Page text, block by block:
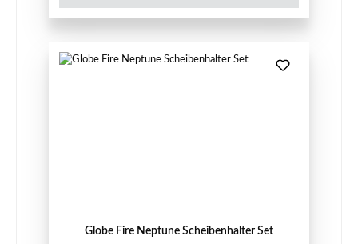
Globe Fire Neptune Scheibenhalter Set